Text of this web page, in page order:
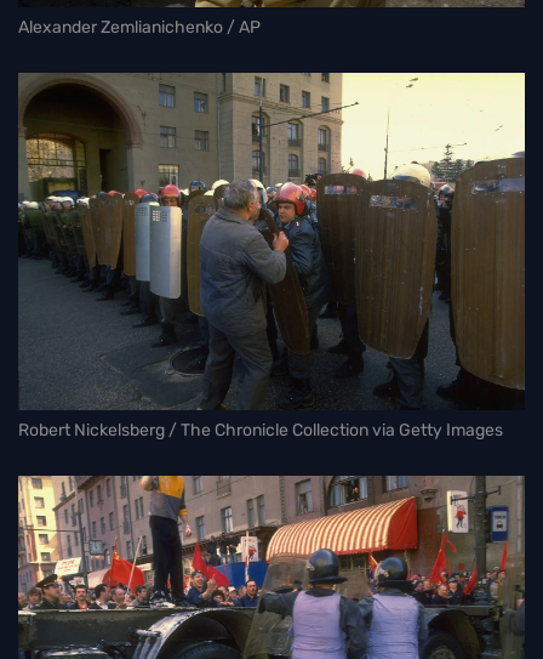
Alexander Zemlianichenko / AP
Robert Nickelsberg / The Chronicle Collection via Getty Images